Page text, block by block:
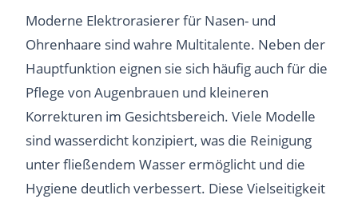
Moderne Elektrorasierer für Nasen- und
Ohrenhaare sind wahre Multitalente. Neben der
Hauptfunktion eignen sie sich häufig auch für die
Pflege von Augenbrauen und kleineren
Korrekturen im Gesichtsbereich. Viele Modelle
sind wasserdicht konzipiert, was die Reinigung
unter fließendem Wasser ermöglicht und die
Hygiene deutlich verbessert. Diese Vielseitigkeit